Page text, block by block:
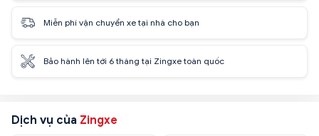
Miễn phí vận chuyển xe tại nhà cho bạn
Bảo hành lên tới 6 tháng tại Zingxe toàn quốc
Dịch vụ của Zingxe